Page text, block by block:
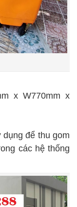
x W770mm x
để thu gom
các hệ thống